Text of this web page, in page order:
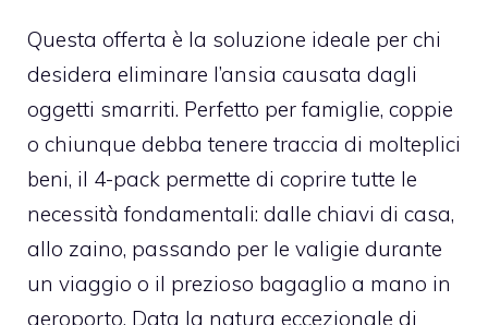
Questa offerta è la soluzione ideale per chi
desidera eliminare l’ansia causata dagli
oggetti smarriti. Perfetto per famiglie, coppie
o chiunque debba tenere traccia di molteplici
beni, il 4-pack permette di coprire tutte le
necessità fondamentali: dalle chiavi di casa,
allo zaino, passando per le valigie durante
un viaggio o il prezioso bagaglio a mano in
aeroporto. Data la natura eccezionale di